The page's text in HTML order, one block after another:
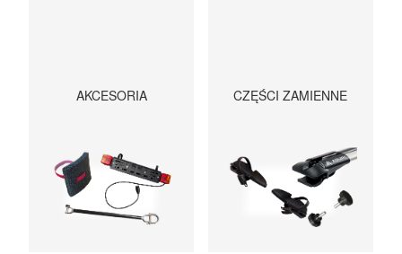
AKCESORIA CZĘŚCI ZAMIENNE